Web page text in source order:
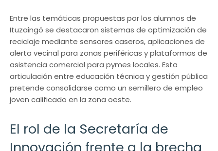
Entre las temáticas propuestas por los alumnos de
Ituzaingó se destacaron sistemas de optimización de
reciclaje mediante sensores caseros, aplicaciones de
alerta vecinal para zonas periféricas y plataformas de
asistencia comercial para pymes locales. Esta
articulación entre educación técnica y gestión pública
pretende consolidarse como un semillero de empleo
joven calificado en la zona oeste.
El rol de la Secretaría de